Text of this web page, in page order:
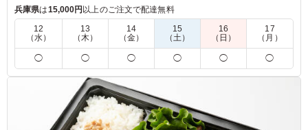
み下さい。
※夏季や時期、気候により食の安全を考慮し、傷みやすい食材
を別の内容に変更させていただく場合がございます。
大阪暁明館病院
若い男のスタッフにはボリューム不足だったようですが、
女性陣は満足だったようです。すき焼き重とおかず、デザ
兵庫県は15,000円 以上のご注文で配達無料
12
（水）
13
（木）
14
（金）
15
（土）
16
（日）
17
（月）
◯ ◯ ◯ ◯ ◯ ◯